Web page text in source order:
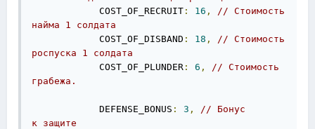
COST_OF_RECRUIT : 16 ,
// Стоимость
найма 1 солдата
COST_OF_DISBAND : 18 ,
// Cтоимость
роспуска 1 солдата
COST_OF_PLUNDER : 6 ,
// Стоимость
грабежа.
DEFENSE_BONUS : 3 ,
// Бонус
к защите